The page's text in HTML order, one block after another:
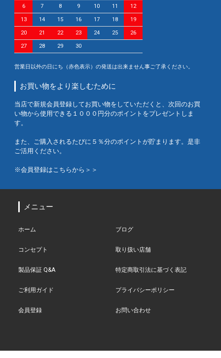
6 7 8 9 10 11 12
13 14 15 16 17 18 19
20 21 22 23 24 25 26
27 28 29 30
営業日以外の日にち（赤色表示）の発送は出来ません事ご了承ください。
お買い物をより楽しむために
当店で新規会員登録してお買い物をしていただくと、次回のお買
い物から使用できる１０００円分のポイントをプレゼントしま
す。
また、ご購入されるたびに５％分のポイントが貯まります。是非
ご活用ください。
※会員登録はこちらから＞＞
メニュー
ホーム ブログ
コンセプト 取り扱い店舗
製品保証 Q&A 特定商取引法に基づく表記
ご利用ガイド プライバシーポリシー
会員登録 お問い合わせ